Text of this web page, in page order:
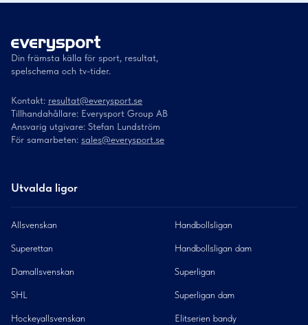
Din främsta källa för sport, resultat,
spelschema och tv-tider.
Kontakt: resultat@everysport.se
Tillhandahållare: Everysport Group AB
Ansvarig utgivare: Stefan Lundström
För samarbeten: sales@everysport.se
Utvalda ligor
Allsvenskan
Superettan
Damallsvenskan
SHL
Hockeyallsvenskan
Handbollsligan
Handbollsligan dam
Superligan
Superligan dam
Elitserien bandy